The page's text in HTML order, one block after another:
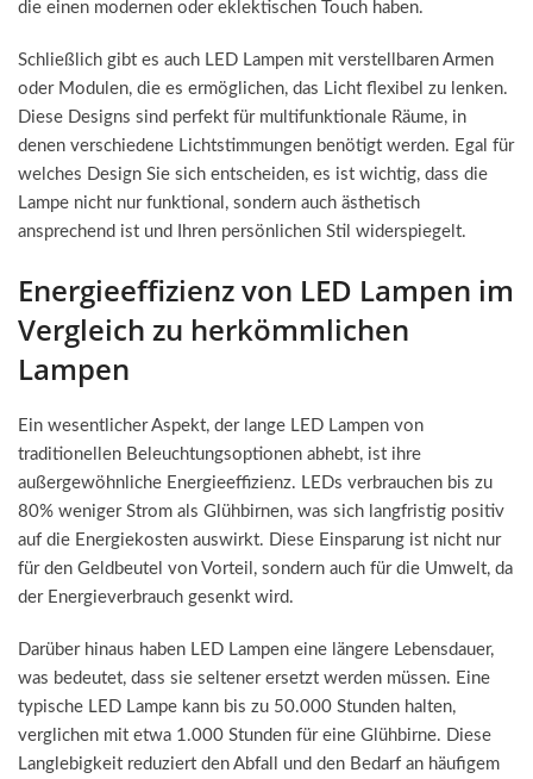
die einen modernen oder eklektischen Touch haben.
Schließlich gibt es auch LED Lampen mit verstellbaren Armen
oder Modulen, die es ermöglichen, das Licht flexibel zu lenken.
Diese Designs sind perfekt für multifunktionale Räume, in
denen verschiedene Lichtstimmungen benötigt werden. Egal für
welches Design Sie sich entscheiden, es ist wichtig, dass die
Lampe nicht nur funktional, sondern auch ästhetisch
ansprechend ist und Ihren persönlichen Stil widerspiegelt.
Energieeffizienz von LED Lampen im
Vergleich zu herkömmlichen
Lampen
Ein wesentlicher Aspekt, der lange LED Lampen von
traditionellen Beleuchtungsoptionen abhebt, ist ihre
außergewöhnliche Energieeffizienz. LEDs verbrauchen bis zu
80% weniger Strom als Glühbirnen, was sich langfristig positiv
auf die Energiekosten auswirkt. Diese Einsparung ist nicht nur
für den Geldbeutel von Vorteil, sondern auch für die Umwelt, da
der Energieverbrauch gesenkt wird.
Darüber hinaus haben LED Lampen eine längere Lebensdauer,
was bedeutet, dass sie seltener ersetzt werden müssen. Eine
typische LED Lampe kann bis zu 50.000 Stunden halten,
verglichen mit etwa 1.000 Stunden für eine Glühbirne. Diese
Langlebigkeit reduziert den Abfall und den Bedarf an häufigem